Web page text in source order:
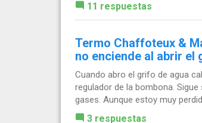
11 respuestas
Termo Chaffoteux &
no enciende al abrir el
Cuando abro el grifo de agua
regulador de la bombona.
gases. Aunque estoy muy
3 respuestas